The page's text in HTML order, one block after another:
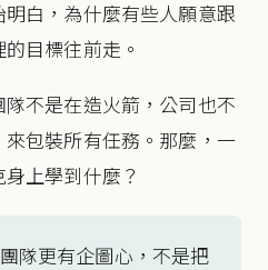
白，為什麼有些人願意跟
目標往前走。
不是在造火箭，公司也不
包裝所有任務。那麼，一
上學到什麼？
隊更有企圖心，不是把